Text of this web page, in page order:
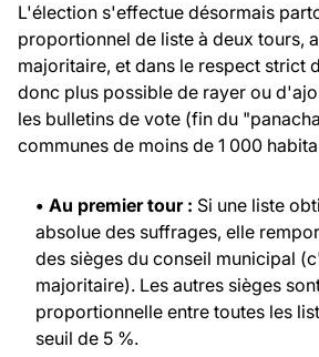
L'élection s'effectue désormais
proportionnel de liste à deux tours,
majoritaire, et dans le respect strict
donc plus possible de rayer ou
les bulletins de vote (fin du
communes de moins de 1 000
• Au premier tour : Si une liste
absolue des suffrages, elle
des sièges du conseil municipal
majoritaire). Les autres sièges
proportionnelle entre toutes les
seuil de 5 %.